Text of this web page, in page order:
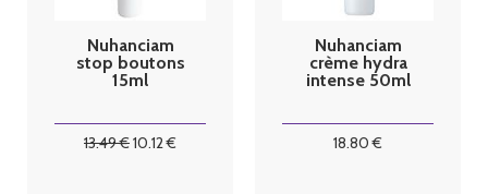
Nuhanciam
stop boutons
15ml
13.49€10.12€
Nuhanciam
crème hydra
intense 50ml
18.80 €